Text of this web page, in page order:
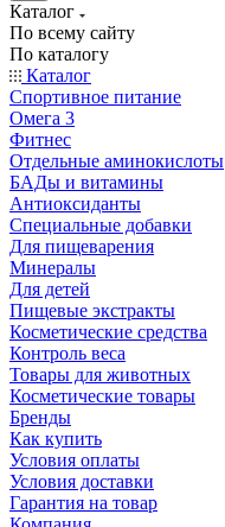
Каталог
По всему сайту
По каталогу
Каталог
Спортивное питание
Омега 3
Фитнес
Отдельные аминокислоты
БАДы и витамины
Антиоксиданты
Специальные добавки
Для пищеварения
Минералы
Для детей
Пищевые экстракты
Косметические средства
Контроль веса
Товары для животных
Косметические товары
Бренды
Как купить
Условия оплаты
Условия доставки
Гарантия на товар